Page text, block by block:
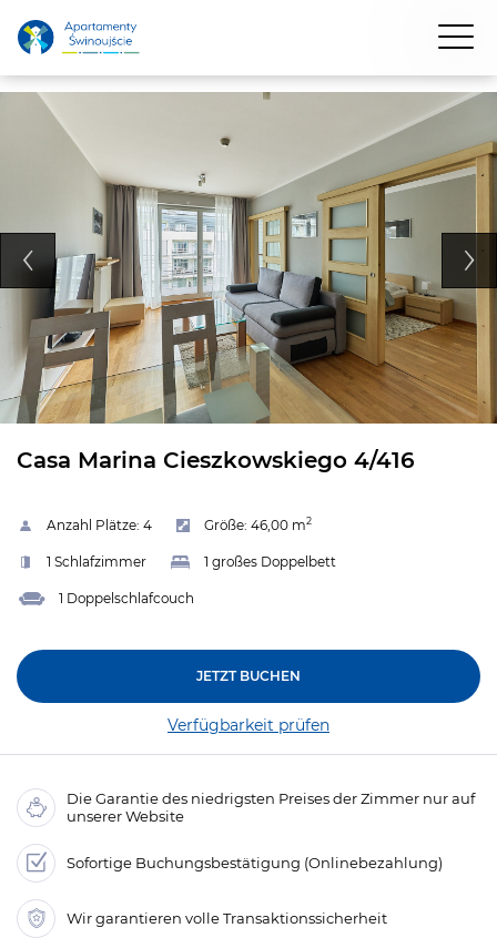
Casa Marina Cieszkowskiego 4/416
Anzahl Plätze: 4 Größe: 46,00 m2
1 Schlafzimmer 1 großes Doppelbett
1 Doppelschlafcouch
JETZT BUCHEN
Verfügbarkeit prüfen
Die Garantie des niedrigsten Preises der Zimmer nur auf
unserer Website
Sofortige Buchungsbestätigung (Onlinebezahlung)
Wir garantieren volle Transaktionssicherheit